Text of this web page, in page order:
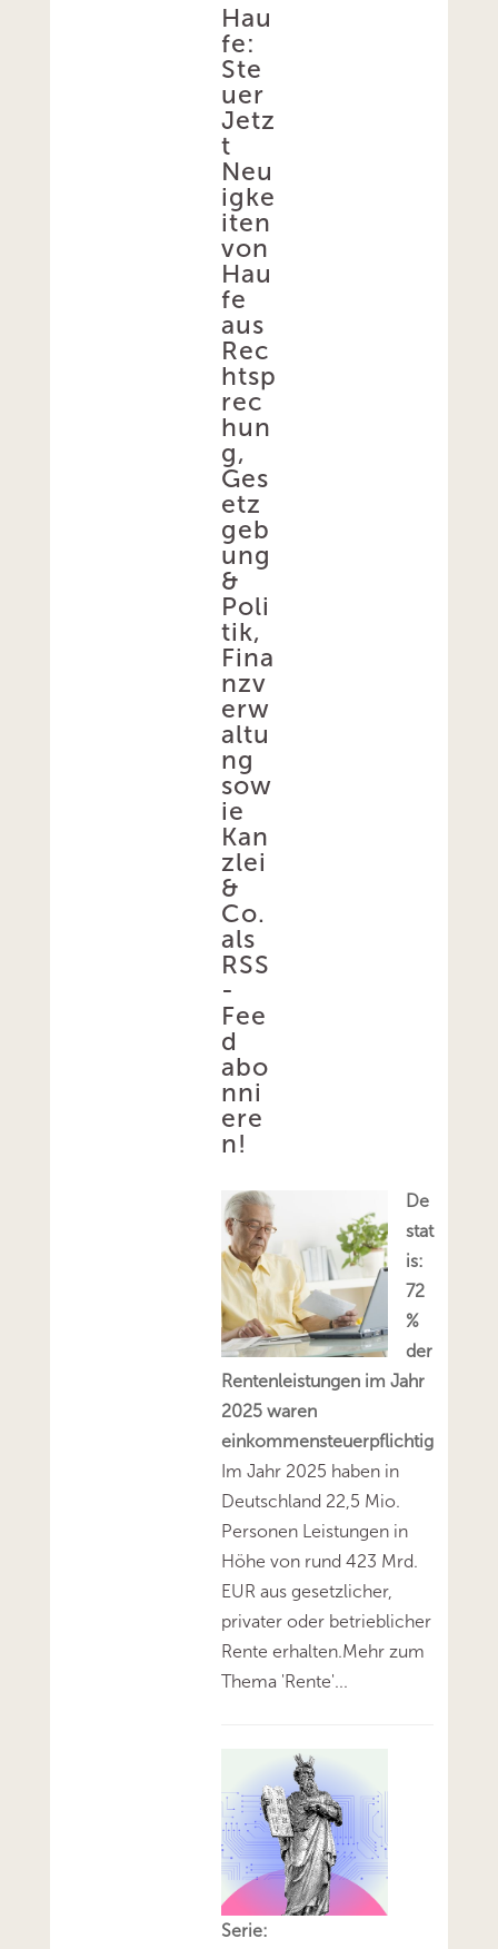
Hau
fe:
Ste
uer
Jetz
t
Neu
igke
iten
von
Hau
fe
aus
Rec
htsp
rec
hun
g,
Ges
etz
geb
ung
&
Poli
tik,
Fina
nzv
erw
altu
ng
sow
ie
Kan
zlei
&
Co.
als
RSS
-
Fee
d
abo
nni
ere
n!
De
stat
is:
72
%
der
Rentenleistungen im Jahr
2025 waren
einkommensteuerpflichtig
Im Jahr 2025 haben in
Deutschland 22,5 Mio.
Personen Leistungen in
Höhe von rund 423 Mrd.
EUR aus gesetzlicher,
privater oder betrieblicher
Rente erhalten.Mehr zum
Thema 'Rente'...
Serie: